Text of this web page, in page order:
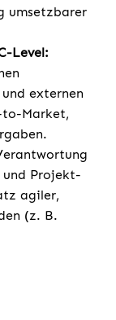
umsetzbarer
Level:
externen
Market,
Projekt-
agiler,
(z. B.